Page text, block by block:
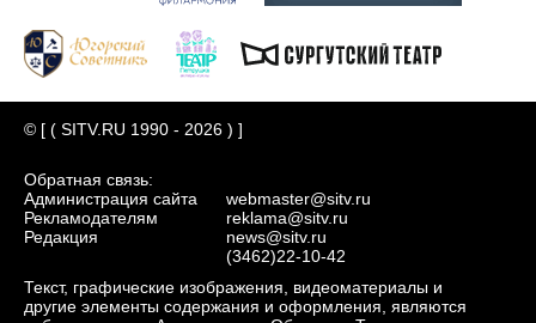
© [ ( SITV.RU 1990 - 2026 ) ]
Обратная связь:
Администрация сайта
Рекламодателям
Редакция
webmaster@sitv.ru
reklama@sitv.ru
news@sitv.ru
(3462)22-10-42
Текст, графические изображения, видеоматериалы и
другие элементы содержания и оформления, являются